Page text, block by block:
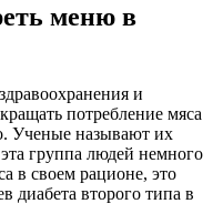
меню в
и
потребление мяса
Ученые называют их
группа людей немного
в своем рационе, это
диабета второго типа в